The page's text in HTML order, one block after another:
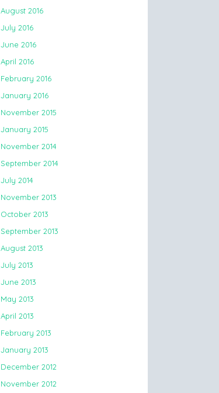
August 2016
July 2016
June 2016
April 2016
February 2016
January 2016
November 2015
January 2015
November 2014
September 2014
July 2014
November 2013
October 2013
September 2013
August 2013
July 2013
June 2013
May 2013
April 2013
February 2013
January 2013
December 2012
November 2012